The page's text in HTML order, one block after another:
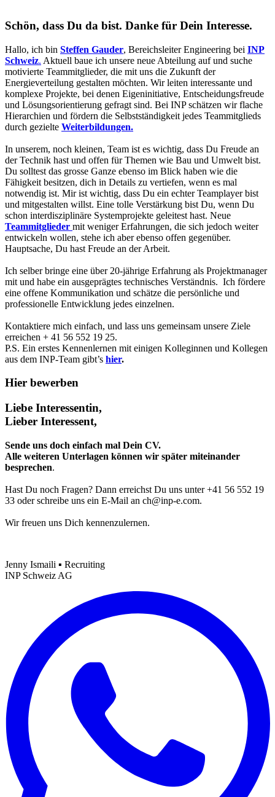
Schön, dass Du da bist. Danke für Dein Interesse.
Hallo, ich bin Steffen Gauder, Bereichsleiter Engineering bei INP
Schweiz. Aktuell baue ich unsere neue Abteilung auf und suche
motivierte Teammitglieder, die mit uns die Zukunft der
Energieverteilung gestalten möchten. Wir leiten interessante und
komplexe Projekte, bei denen Eigeninitiative, Entscheidungsfreude
und Lösungsorientierung gefragt sind. Bei INP schätzen wir flache
Hierarchien und fördern die Selbstständigkeit jedes Teammitglieds
durch gezielte Weiterbildungen.
In unserem, noch kleinen, Team ist es wichtig, dass Du Freude an
der Technik hast und offen für Themen wie Bau und Umwelt bist.
Du solltest das grosse Ganze ebenso im Blick haben wie die
Fähigkeit besitzen, dich in Details zu vertiefen, wenn es mal
notwendig ist. Mir ist wichtig, dass Du ein echter Teamplayer bist
und mitgestalten willst. Eine tolle Verstärkung bist Du, wenn Du
schon interdisziplinäre Systemprojekte geleitest hast. Neue
Teammitglieder mit weniger Erfahrungen, die sich jedoch weiter
entwickeln wollen, stehe ich aber ebenso offen gegenüber.
Hauptsache, Du hast Freude an der Arbeit.
Ich selber bringe eine über 20-jährige Erfahrung als Projektmanager
mit und habe ein ausgeprägtes technisches Verständnis. Ich fördere
eine offene Kommunikation und schätze die persönliche und
professionelle Entwicklung jedes einzelnen.
Kontaktiere mich einfach, und lass uns gemeinsam unsere Ziele
erreichen + 41 56 552 19 25.
P.S. Ein erstes Kennenlernen mit einigen Kolleginnen und Kollegen
aus dem INP-Team gibt’s hier.
Hier bewerben
Liebe Interessentin,
Lieber Interessent,
Sende uns doch einfach mal Dein CV.
Alle weiteren Unterlagen können wir später miteinander
besprechen.
Hast Du noch Fragen? Dann erreichst Du uns unter +41 56 552 19
33 oder schreibe uns ein E-Mail an ch@inp-e.com.
Wir freuen uns Dich kennenzulernen.
Jenny Ismaili ▪ Recruiting
INP Schweiz AG